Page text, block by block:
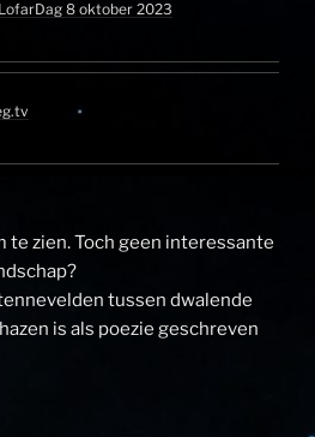
8 oktober 2023
te zien. Toch geen interessante
tussen dwalende
is als poezie geschreven